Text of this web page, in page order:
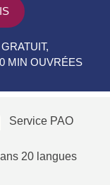
MIN OUVRÉES
Service PAO
20 langues